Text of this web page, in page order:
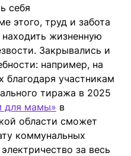
себя
этого, труд и забота
жизненную
Закрывались и
например, на
благодаря участникам
тиража в 2025
для мамы» в
области сможет
коммунальных
за весь